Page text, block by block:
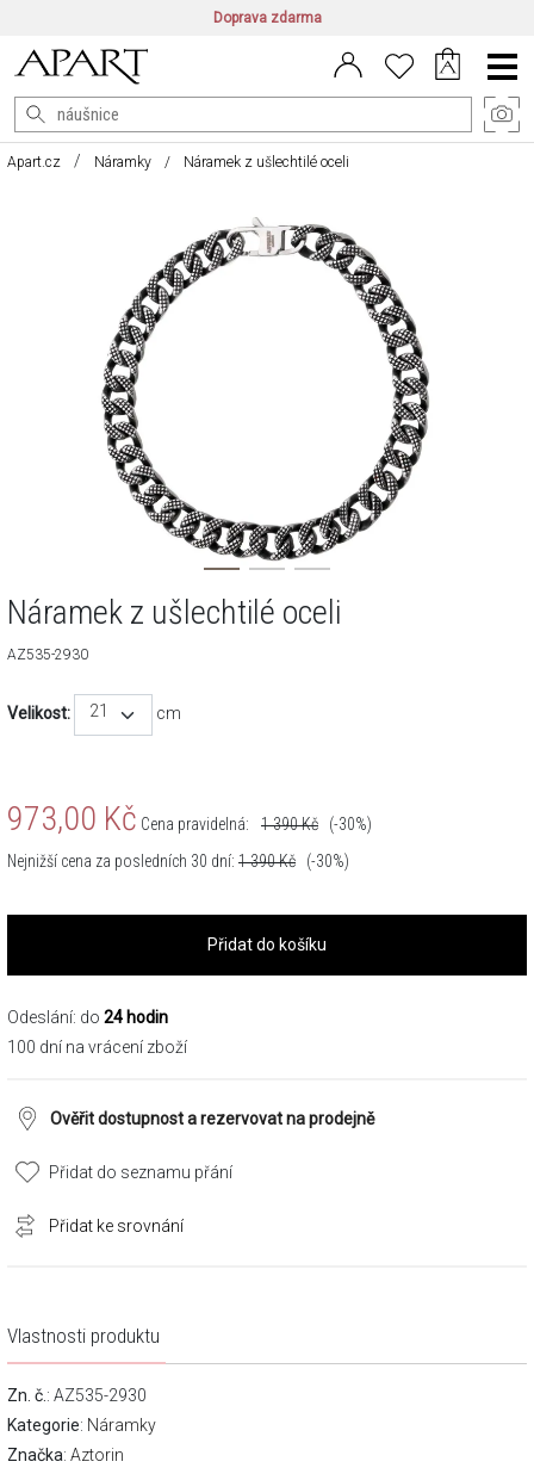
Doprava zdarma
CZ/CZK | EN/EUR PL/PLN
Main
Menu
Apart.cz Náramky Náramek z ušlechtilé oceli
Náramek z ušlechtilé oceli
AZ535-2930
Velikost: 21 cm
973,00 Kč Cena pravidelná: 1 390Kč
(-30%)
Nejnižší cena za posledních 30 dní: 1 390Kč (-30%)
Přidat do košíku
Odeslání: do 24 hodin
100 dní na vrácení zboží
Ověřit dostupnost a rezervovat na prodejně
Přidat do seznamu přání
Přidat ke srovnání
Vlastnosti produktu
Zn. č. : AZ535-2930
Kategorie: Náramky
Značka: Aztorin